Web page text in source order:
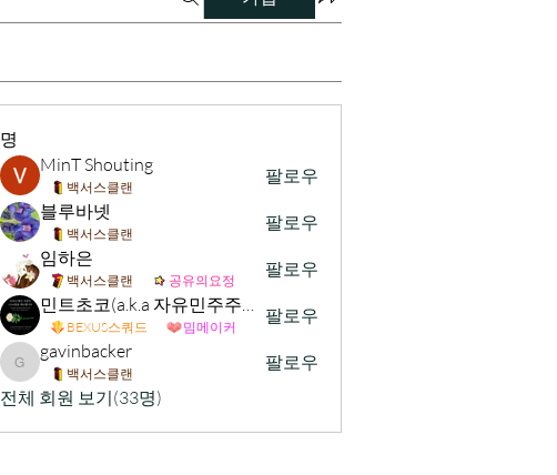
명
MinT Shouting
백서스클랜
팔로우
블루바넷
백서스클랜
팔로우
임하은
백서스클랜 공유의요정
팔로우
민트초코(a.k.a 자유민주주의 및 시장경제 가치수호)
BEXUS스쿼드 밈메이커
팔로우
gavinbacker
gavinbacker
백서스클랜
팔로우
전체 회원 보기(33명)